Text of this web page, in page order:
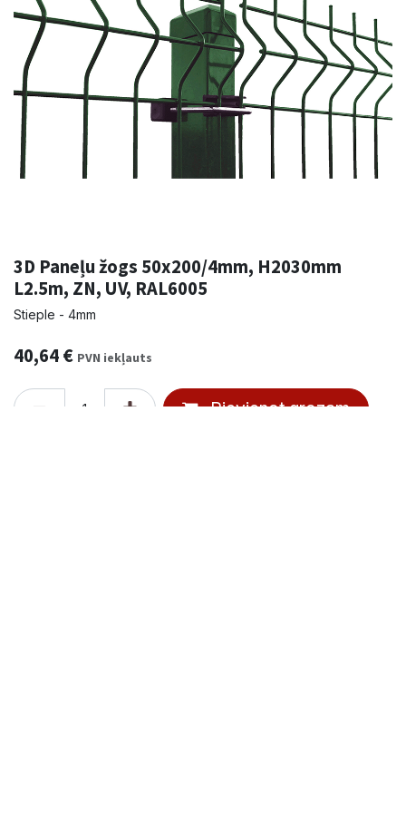
3D Paneļu žogs 50x200/4mm, H2030mm
L2.5m, ZN, UV, RAL6005
Stieple - 4mm
40,64€ PVN iekļauts
Pievienot grozam